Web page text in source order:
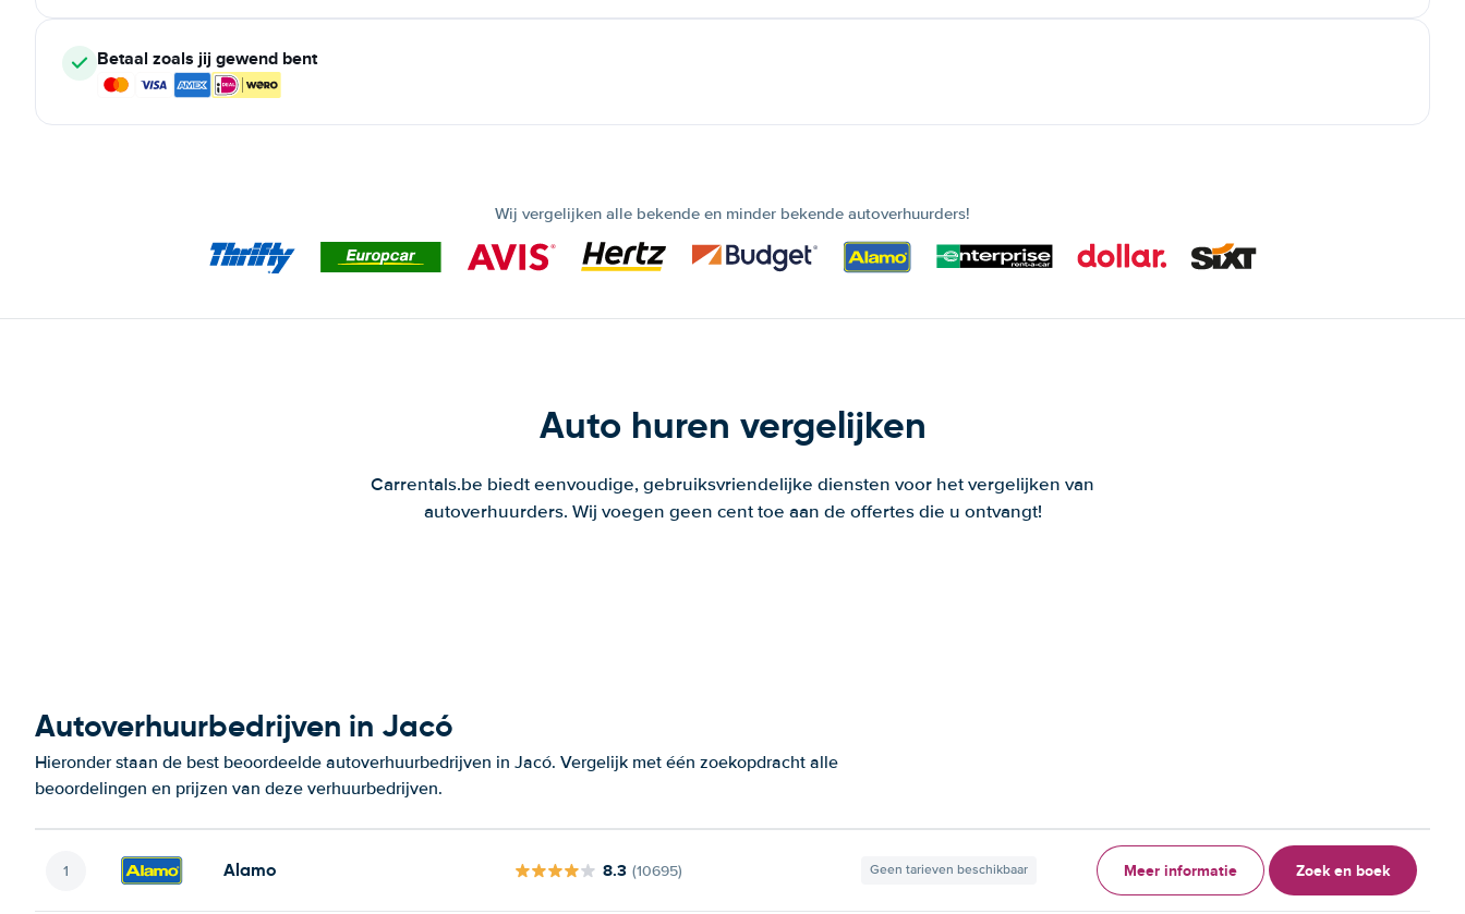
Betaal zoals jij gewend bent
Wij vergelijken alle bekende en minder bekende autoverhuurders!
Auto huren vergelijken
Carrentals.be biedt eenvoudige, gebruiksvriendelijke diensten voor het vergelijken van
autoverhuurders. Wij voegen geen cent toe aan de offertes die u ontvangt!
Autoverhuurbedrijven in Jacó
Hieronder staan de best beoordeelde autoverhuurbedrijven in Jacó. Vergelijk met één zoekopdracht alle
beoordelingen en prijzen van deze verhuurbedrijven.
Alamo 8.3 (10695) Geen tarieven beschikbaar Meer informatie Zoek en boek